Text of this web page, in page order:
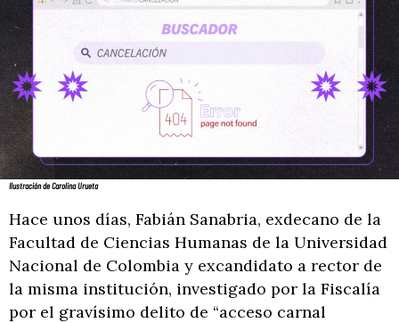
Ilustración de Carolina Urueta
Hace unos días, Fabián Sanabria, exdecano de la
Facultad de Ciencias Humanas de la Universidad
Nacional de Colombia y excandidato a rector de
la misma institución, investigado por la Fiscalía
por el gravísimo delito de “acceso carnal